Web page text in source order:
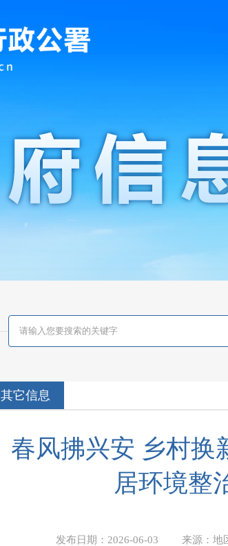
其它信息
春风拂兴安 乡村
居环境整
发布日期： 2026-06-03 来源： 地